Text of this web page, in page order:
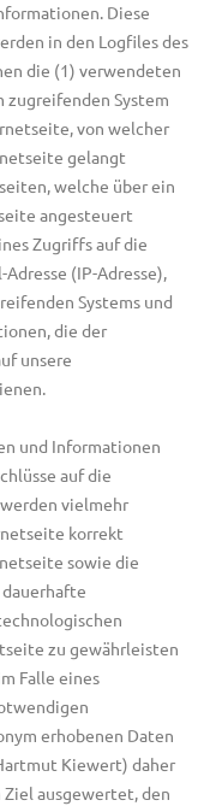
Diese
in den Logfiles des
die (1) verwendeten
zugreifenden System
von welcher
gelangt
welche über ein
angesteuert
Zugriffs auf die
(IP-Adresse),
Systems und
die der
unsere
und Informationen
auf die
vielmehr
korrekt
sowie die
zu gewährleisten
Falle eines
erhobenen Daten
Kiewert) daher
ausgewertet, den